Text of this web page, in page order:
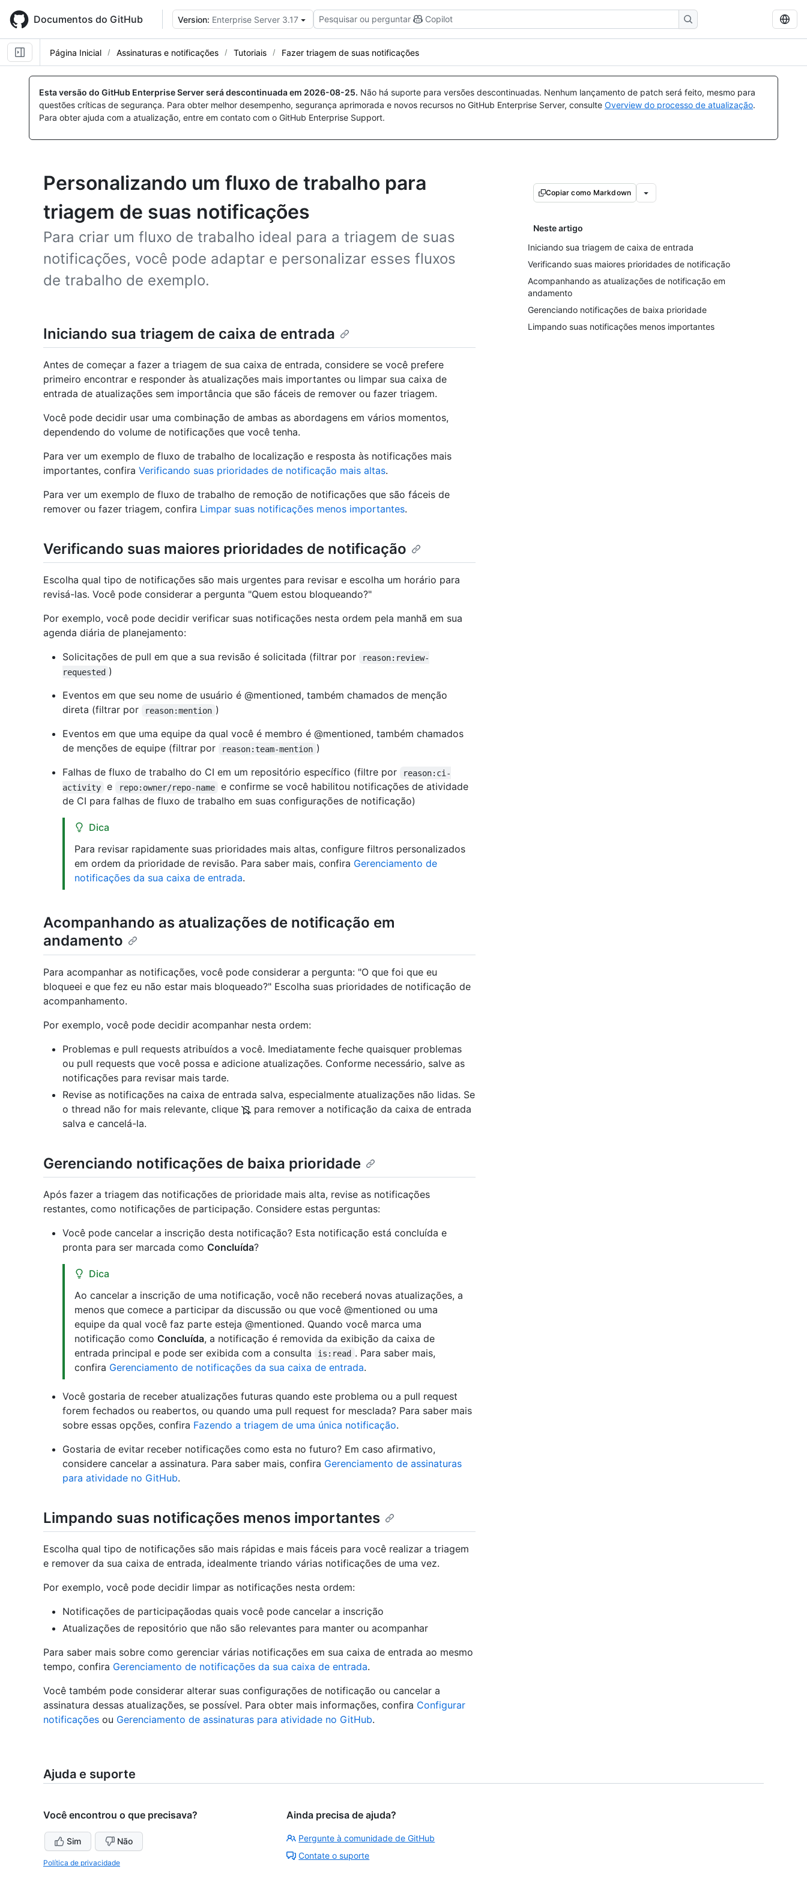
main
content
Documentos do GitHub Version: Enterprise Server 3.17 Pesquisar ou perguntar Copilot
Página Inicial Assinaturas e notificações Tutoriais Fazer triagem de suas notificações
Esta versão do GitHub Enterprise Server será descontinuada em 2026-08-25. Não há suporte para versões descontinuadas. Nenhum lançamento de patch será feito, mesmo para
questões críticas de segurança. Para obter melhor desempenho, segurança aprimorada e novos recursos no GitHub Enterprise Server, consulte Overview do processo de atualização.
Para obter ajuda com a atualização, entre em contato com o GitHub Enterprise Support.
Personalizando um fluxo de trabalho para
triagem de suas notificações
Para criar um fluxo de trabalho ideal para a triagem de suas
notificações, você pode adaptar e personalizar esses fluxos
de trabalho de exemplo.
Copiar como Markdown
Neste artigo
Iniciando sua triagem de caixa de entrada
Verificando suas maiores prioridades de notificação
Acompanhando as atualizações de notificação em
andamento
Gerenciando notificações de baixa prioridade
Limpando suas notificações menos importantes
Iniciando sua triagem de caixa de entrada
Antes de começar a fazer a triagem de sua caixa de entrada, considere se você prefere
primeiro encontrar e responder às atualizações mais importantes ou limpar sua caixa de
entrada de atualizações sem importância que são fáceis de remover ou fazer triagem.
Você pode decidir usar uma combinação de ambas as abordagens em vários momentos,
dependendo do volume de notificações que você tenha.
Para ver um exemplo de fluxo de trabalho de localização e resposta às notificações mais
importantes, confira Verificando suas prioridades de notificação mais altas.
Para ver um exemplo de fluxo de trabalho de remoção de notificações que são fáceis de
remover ou fazer triagem, confira Limpar suas notificações menos importantes.
Verificando suas maiores prioridades de notificação
Escolha qual tipo de notificações são mais urgentes para revisar e escolha um horário para
revisá-las. Você pode considerar a pergunta "Quem estou bloqueando?"
Por exemplo, você pode decidir verificar suas notificações nesta ordem pela manhã em sua
agenda diária de planejamento:
Solicitações de pull em que a sua revisão é solicitada (filtrar por
reason:review-
requested )
Eventos em que seu nome de usuário é @mentioned, também chamados de menção
direta (filtrar por
reason:mention )
Eventos em que uma equipe da qual você é membro é @mentioned, também chamados
de menções de equipe (filtrar por
reason:team-mention )
Falhas de fluxo de trabalho do CI em um repositório específico (filtre por
reason:ci-
activity
e repo:owner/repo-name
e confirme se você habilitou notificações de atividade
de CI para falhas de fluxo de trabalho em suas configurações de notificação)
Dica
Para revisar rapidamente suas prioridades mais altas, configure filtros personalizados
em ordem da prioridade de revisão. Para saber mais, confira Gerenciamento de
notificações da sua caixa de entrada.
Acompanhando as atualizações de notificação em
andamento
Para acompanhar as notificações, você pode considerar a pergunta: "O que foi que eu
bloqueei e que fez eu não estar mais bloqueado?" Escolha suas prioridades de notificação de
acompanhamento.
Por exemplo, você pode decidir acompanhar nesta ordem:
Problemas e pull requests atribuídos a você. Imediatamente feche quaisquer problemas
ou pull requests que você possa e adicione atualizações. Conforme necessário, salve as
notificações para revisar mais tarde.
Revise as notificações na caixa de entrada salva, especialmente atualizações não lidas. Se
o thread não for mais relevante, clique
para remover a notificação da caixa de entrada
salva e cancelá-la.
Gerenciando notificações de baixa prioridade
Após fazer a triagem das notificações de prioridade mais alta, revise as notificações
restantes, como notificações de participação. Considere estas perguntas:
Você pode cancelar a inscrição desta notificação? Esta notificação está concluída e
pronta para ser marcada como Concluída?
Dica
Ao cancelar a inscrição de uma notificação, você não receberá novas atualizações, a
menos que comece a participar da discussão ou que você @mentioned ou uma
equipe da qual você faz parte esteja @mentioned. Quando você marca uma
notificação como Concluída, a notificação é removida da exibição da caixa de
entrada principal e pode ser exibida com a consulta
is:read . Para saber mais,
confira Gerenciamento de notificações da sua caixa de entrada.
Você gostaria de receber atualizações futuras quando este problema ou a pull request
forem fechados ou reabertos, ou quando uma pull request for mesclada? Para saber mais
sobre essas opções, confira Fazendo a triagem de uma única notificação.
Gostaria de evitar receber notificações como esta no futuro? Em caso afirmativo,
considere cancelar a assinatura. Para saber mais, confira Gerenciamento de assinaturas
para atividade no GitHub.
Limpando suas notificações menos importantes
Escolha qual tipo de notificações são mais rápidas e mais fáceis para você realizar a triagem
e remover da sua caixa de entrada, idealmente triando várias notificações de uma vez.
Por exemplo, você pode decidir limpar as notificações nesta ordem:
Notificações de participaçãodas quais você pode cancelar a inscrição
Atualizações de repositório que não são relevantes para manter ou acompanhar
Para saber mais sobre como gerenciar várias notificações em sua caixa de entrada ao mesmo
tempo, confira Gerenciamento de notificações da sua caixa de entrada.
Você também pode considerar alterar suas configurações de notificação ou cancelar a
assinatura dessas atualizações, se possível. Para obter mais informações, confira Configurar
notificações ou Gerenciamento de assinaturas para atividade no GitHub.
Ajuda e suporte
Você encontrou o que precisava?
Sim Não
Política de privacidade
Ainda precisa de ajuda?
Pergunte à comunidade de GitHub
Contate o suporte